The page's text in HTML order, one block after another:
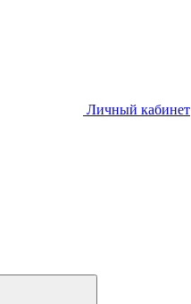
Личный кабинет